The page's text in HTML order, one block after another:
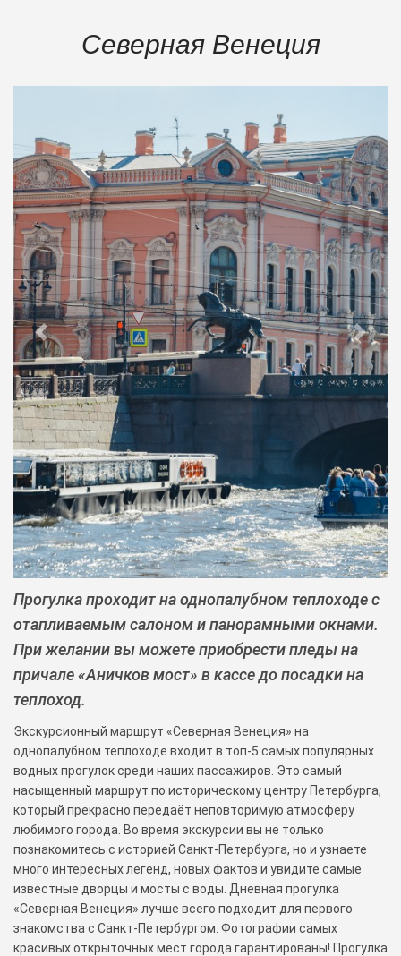
Северная Венеция
Previous Next
Прогулка проходит на однопалубном теплоходе с
отапливаемым салоном и панорамными окнами.
При желании вы можете приобрести пледы на
причале «Аничков мост» в кассе до посадки на
теплоход.
Экскурсионный маршрут «Северная Венеция» на
однопалубном теплоходе входит в топ-5 самых популярных
водных прогулок среди наших пассажиров. Это самый
насыщенный маршрут по историческому центру Петербурга,
который прекрасно передаёт неповторимую атмосферу
любимого города. Во время экскурсии вы не только
познакомитесь с историей Санкт-Петербурга, но и узнаете
много интересных легенд, новых фактов и увидите самые
известные дворцы и мосты с воды. Дневная прогулка
«Северная Венеция» лучше всего подходит для первого
знакомства с Санкт-Петербургом. Фотографии самых
красивых открыточных мест города гарантированы! Прогулка